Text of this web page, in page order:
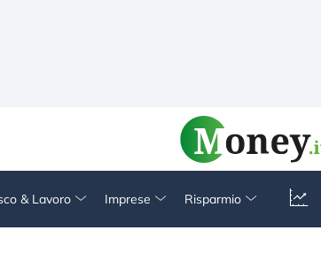
& Lavoro Imprese Risparmio